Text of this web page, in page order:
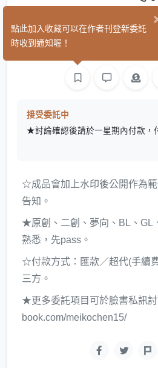
Mei芽衣
接受委託中
★討論確認後請於一星期內付款，
☆成品會加上水印後公開作為
告知。
★原創、二創、夢向、BL、GL
熟悉，先pass。
☆付款方式：匯款／超代(手續
三方。
★更多委託項目可於臉書私訊
book.com/meikochen15/
點此加入收藏可以在作者刊登新委託
時收到通知喔！